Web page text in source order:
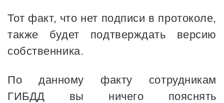
Тот факт, что нет подписи в протоколе,
также будет подтверждать версию
собственника.
По данному факту сотрудникам
ГИБДД вы ничего пояснять